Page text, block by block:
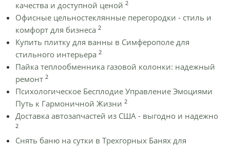
качества и доступной ценой 2
Офисные цельностеклянные перегородки - стиль и
комфорт для бизнеса 2
Купить плитку для ванны в Симферополе для
стильного интерьера 2
Пайка теплообменника газовой колонки: надежный
ремонт 2
Психологическое Бесплодие Управление Эмоциями
Путь к Гармоничной Жизни 2
Доставка автозапчастей из США - выгодно и надежно
2
Снять баню на сутки в Трехгорных Банях для